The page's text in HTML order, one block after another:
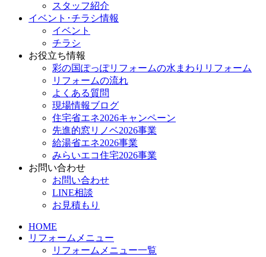
スタッフ紹介
イベント･チラシ情報
イベント
チラシ
お役立ち情報
彩の国ぽっぽリフォームの水まわりリフォーム
リフォームの流れ
よくある質問
現場情報ブログ
住宅省エネ2026キャンペーン
先進的窓リノベ2026事業
給湯省エネ2026事業
みらいエコ住宅2026事業
お問い合わせ
お問い合わせ
LINE相談
お見積もり
HOME
リフォームメニュー
リフォームメニュー一覧